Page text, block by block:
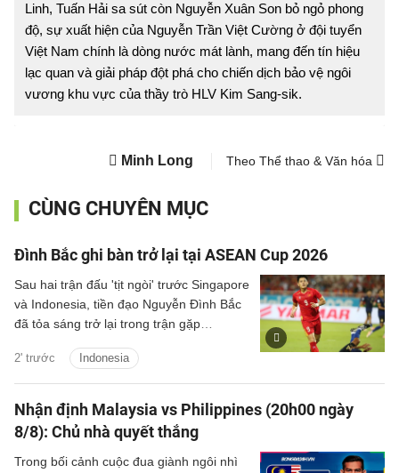
Linh, Tuấn Hải sa sút còn Nguyễn Xuân Son bỏ ngỏ phong
độ, sự xuất hiện của Nguyễn Trần Việt Cường ở đội tuyển
Việt Nam chính là dòng nước mát lành, mang đến tín hiệu
lạc quan và giải pháp đột phá cho chiến dịch bảo vệ ngôi
vương khu vực của thầy trò HLV Kim Sang-sik.
Minh Long Theo Thể thao & Văn hóa
CÙNG CHUYÊN MỤC
Đình Bắc ghi bàn trở lại tại ASEAN Cup 2026
2' trước Indonesia
Sau hai trận đấu 'tịt ngòi' trước Singapore
và Indonesia, tiền đạo Nguyễn Đình Bắc
đã tỏa sáng trở lại trong trận gặp
Nhận định Malaysia vs Philippines (20h00 ngày
8/8): Chủ nhà quyết thắng
Trong bối cảnh cuộc đua giành ngôi nhì